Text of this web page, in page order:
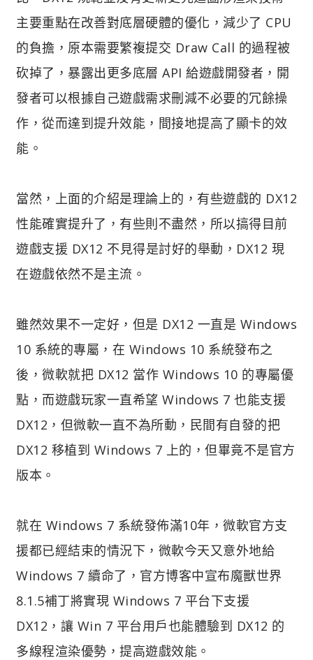
主要重點在改善對底層硬體的優化，減少了 CPU
的負擔，原本需要繁複提交 Draw Call 的過程被
砍掉了，暴露出更多底層 API 給遊戲開發者，開
發者可以根據自己遊戲需求刪減不必要的冗餘操
作，從而達到提升效能，間接地提高了顯卡的效
能。
當然，上面的介紹是理論上的，有些遊戲的 DX12
性能確實提升了，有些則不盡然，所以搞得目前
遊戲支援 DX12 不見得是討好的舉動，DX12 現
在遊戲依然不是主流。
雖然效果不一定好，但是 DX12 一直是 Windows
10 系統的專屬，在 Windows 10 系統發布之
後，微軟就把 DX12 當作 Windows 10 的專屬優
點，而遊戲玩家一直希望 Windows 7 也能支援
DX12，但微軟一直不為所動，民間有自發的把
DX12 移植到 Windows 7 上的，但畢竟不是官方
版本。
就在 Windows 7 系統發佈滿10年，微軟官方支
援都已經結束的情況下，微軟今天又意外地給
Windows 7 續命了，官方博客中宣布魔獸世界
8.1.5補丁將實現 Windows 7 平台下支援
DX12，讓 Win 7 平台用戶也能體驗到 DX12 的
多線程渲染優勢，提高遊戲效能。